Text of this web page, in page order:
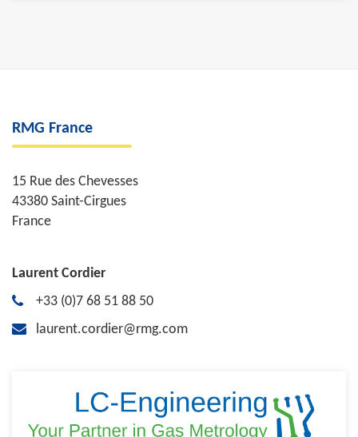
RMG France
15 Rue des Chevesses
43380 Saint-Cirgues
France
Laurent Cordier
+33 (0)7 68 51 88 50
laurent.cordier@rmg.com